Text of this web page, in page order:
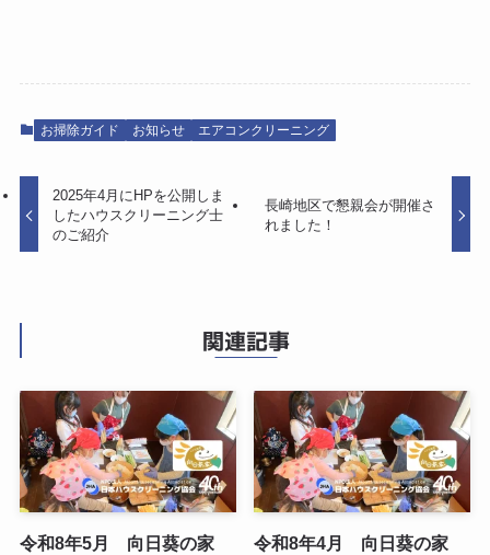
お掃除ガイド お知らせ エアコンクリーニング
2025年4月にHPを公開しま
したハウスクリーニング士
のご紹介
長崎地区で懇親会が開催さ
れました！
関連記事
令和8年5月 向日葵の家
令和8年4月 向日葵の家